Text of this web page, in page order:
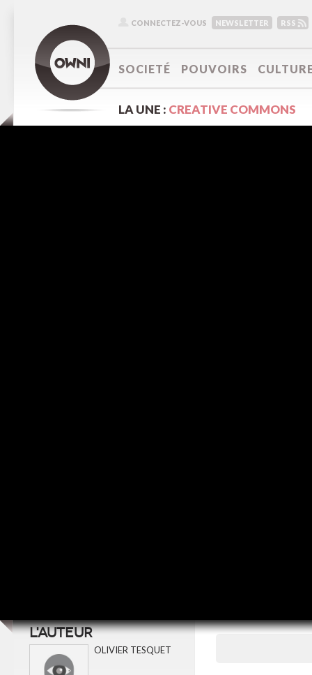
CONNECTEZ-VOUS NEWSLETTER RSS
SOCIETÉ POUVOIRS
LA UNE : CREATIVE COMMONS
L'AUTEUR
OLIVIER TESQUET